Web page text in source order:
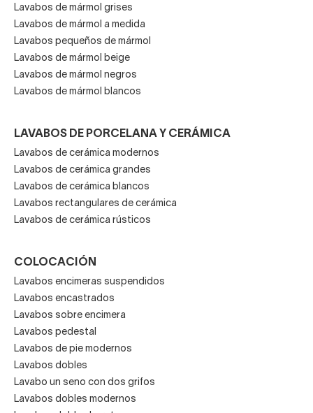
Lavabos de mármol grises
Lavabos de mármol a medida
Lavabos pequeños de mármol
Lavabos de mármol beige
Lavabos de mármol negros
Lavabos de mármol blancos
LAVABOS DE PORCELANA Y CERÁMICA
Lavabos de cerámica modernos
Lavabos de cerámica grandes
Lavabos de cerámica blancos
Lavabos rectangulares de cerámica
Lavabos de cerámica rústicos
COLOCACIÓN
Lavabos encimeras suspendidos
Lavabos encastrados
Lavabos sobre encimera
Lavabos pedestal
Lavabos de pie modernos
Lavabos dobles
Lavabo un seno con dos grifos
Lavabos dobles modernos